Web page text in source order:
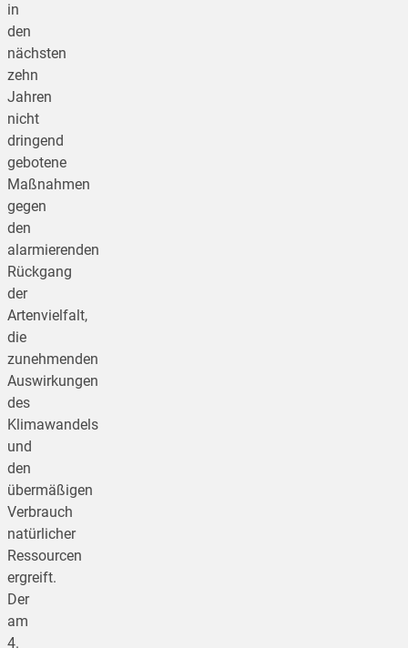
in
den
nächsten
zehn
Jahren
nicht
dringend
gebotene
Maßnahmen
gegen
den
alarmierenden
Rückgang
der
Artenvielfalt,
die
zunehmenden
Auswirkungen
des
Klimawandels
und
den
übermäßigen
Verbrauch
natürlicher
Ressourcen
ergreift.
Der
am
4.